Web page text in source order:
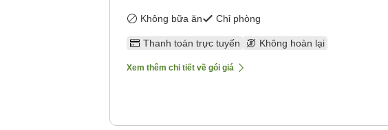
Không bữa ăn Chỉ phòng
Thanh toán trực tuyến Không hoàn lại
Xem thêm chi tiết về gói giá